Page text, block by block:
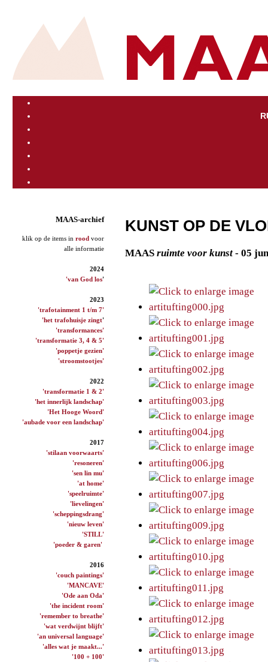
MAAS-archief
klik op de items in rood voor
alle informatie
2024
'van God los'
2023
'trafotainment 1 t/m 7'
'het trafohuisje zingt'
'transformances'
'transformatie 3, 4 & 5'
'poppetje gezien'
'stroomstootjes'
2022
'transformatie 1 & 2'
'het innerlijk landschap'
'Het Hooge Woord'
'aubade voor een landschap'
2017
'stilaan voorwaarts'
'resoneren'
'sen lin mu'
'at home'
'speelruimte'
'lievelingen'
'scheppingsdrang'
'nieuw leven'
'STILL'
'poeder & garen'
2016
'couch paintings'
'MANCAVE'
'Ode aan Oda'
'the incident room'
'remember to breathe'
'wat verdwijnt blijft'
'an universal language'
'alles wat je maakt...'
'100 + 100'
KUNST OP DE
MAAS ruimte voor kunst - 05